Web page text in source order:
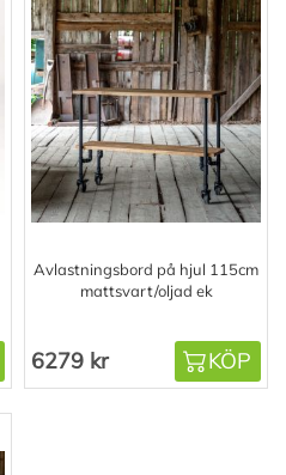
Avlastningsbord på hjul 115cm
mattsvart/oljad ek
6279 kr KÖP